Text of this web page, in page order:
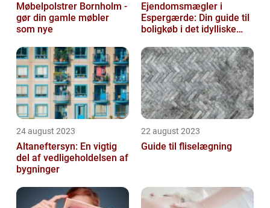
Møbelpolstrer Bornholm -
gør din gamle møbler
som nye
Ejendomsmægler i
Espergærde: Din guide til
boligkøb i det idylliske
24 august 2023
Altaneftersyn: En vigtig
del af vedligeholdelsen af
bygninger
22 august 2023
Guide til fliselægning